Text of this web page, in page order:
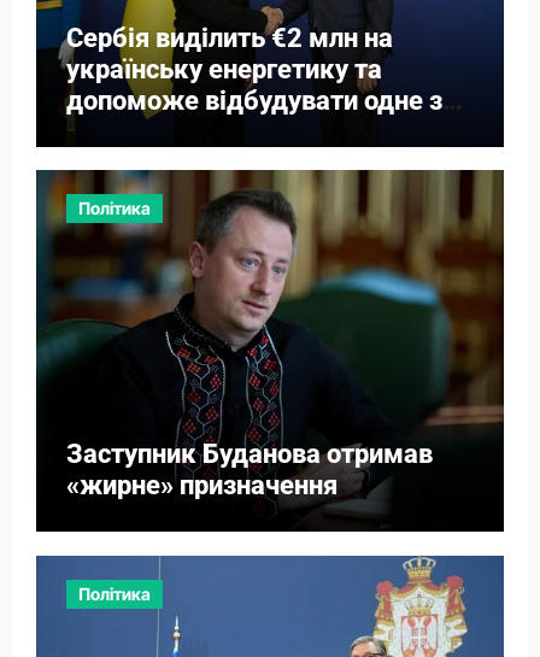
Сербія виділить €2 млн на
українську енергетику та
допоможе відбудувати одне з
міст
Політика
Заступник Буданова отримав
«жирне» призначення
Політика